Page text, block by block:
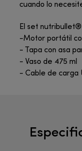
cuando lo
El set
-Motor portátil
- Tapa con asa
- Vaso de 475 ml
- Cable de carga